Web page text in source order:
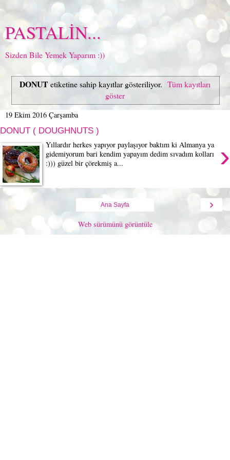
PASTALİN...
Sizden Bile Yemek Yaparım :))
DONUT etiketine sahip kayıtlar gösteriliyor. Tüm kayıtları
göster
19 Ekim 2016 Çarşamba
DONUT ( DOUGHNUTS )
›
Yıllardır herkes yapıyor paylaşıyor baktım ki Almanya ya
gidemiyorum bari kendim yapayım dedim sıvadım kolları
:))) güzel bir çörekmiş a...
›
Ana Sayfa
Web sürümünü görüntüle